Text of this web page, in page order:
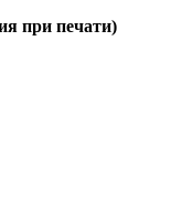
при печати)